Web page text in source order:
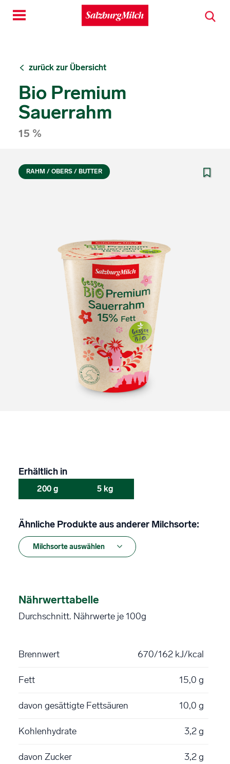
Toggle
navigation
zurück zur Übersicht
Bio Premium
Sauerrahm
15 %
RAHM / OBERS / BUTTER
Erhältlich in
200 g 5 kg
Ähnliche Produkte aus anderer Milchsorte:
Nährwerttabelle
Durchschnitt. Nährwerte je 100g
Brennwert 670/162 kJ/kcal
Fett 15,0 g
davon gesättigte Fettsäuren 10,0 g
Kohlenhydrate 3,2 g
davon Zucker 3,2 g